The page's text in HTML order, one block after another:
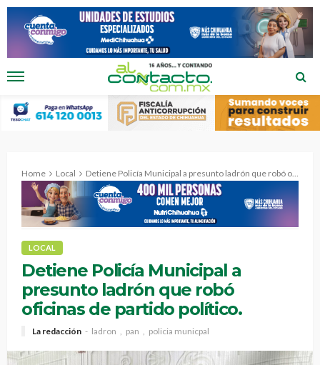
Home Local Detiene Policía Municipal a presunto ladrón que robó oficinas de partido político.
LOCAL
Detiene Policía Municipal a
presunto ladrón que robó
oficinas de partido político.
La redacción ladron pan policia municpal